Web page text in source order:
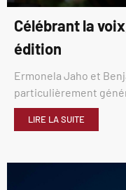
Célébrant la
édition
Ermonela Jaho et
particulièrement
LIRE LA SUITE